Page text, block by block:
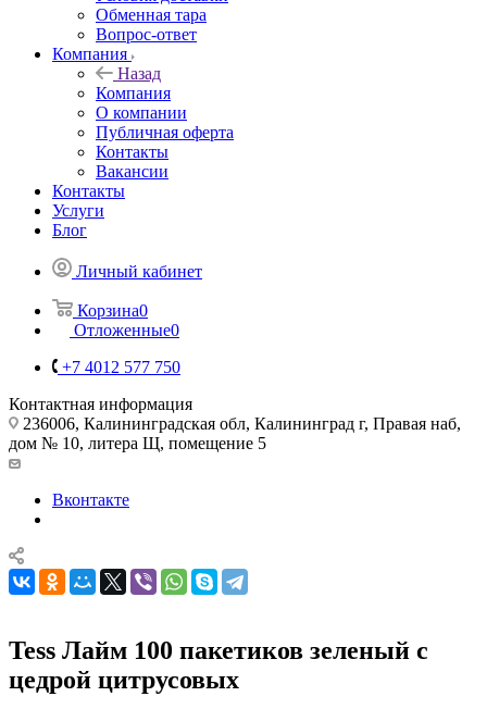
Обменная тара
Вопрос-ответ
Компания
Назад
Компания
О компании
Публичная оферта
Контакты
Вакансии
Контакты
Услуги
Блог
Личный кабинет
Корзина0
Отложенные0
+7 4012 577 750
Контактная информация
236006, Калининградская обл, Калининград г, Правая наб,
дом № 10, литера Щ, помещение 5
Вконтакте
Tess Лайм 100 пакетиков зеленый с
цедрой цитрусовых